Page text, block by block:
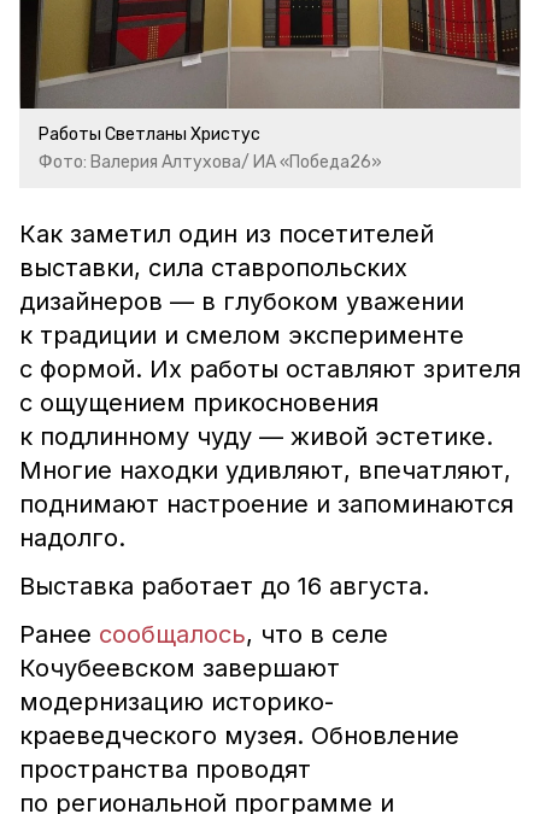
Работы Светланы Христус
Фото: Валерия Алтухова/ ИА «Победа26»
Как заметил один из посетителей
выставки, сила ставропольских
дизайнеров — в глубоком уважении
к традиции и смелом эксперименте
с формой. Их работы оставляют зрителя
с ощущением прикосновения
к подлинному чуду — живой эстетике.
Многие находки удивляют, впечатляют,
поднимают настроение и запоминаются
надолго.
Выставка работает до 16 августа.
Ранее сообщалось, что в селе
Кочубеевском завершают
модернизацию историко-
краеведческого музея. Обновление
пространства проводят
по региональной программе и